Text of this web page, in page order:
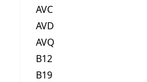
AVC
AVD
AVQ
B12
B19